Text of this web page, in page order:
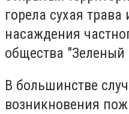
горела сухая
насаждения
общества "Зеленый
В большинстве
возникновения